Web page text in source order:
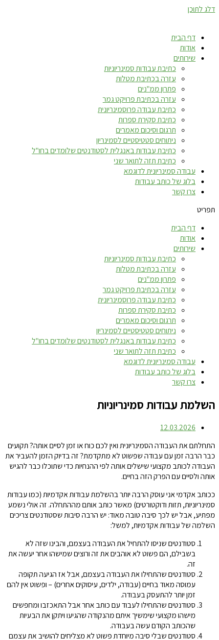
דלג לתוכן
דף הבית
אודות
שירותים
כתיבת עבודות סמינריוניות
עזרה בכתיבת מטלות
פתרון ממ"נים
עזרה בכתיבת פרויקט גמר
כתיבת עבודה פרוסמינריונית
כתיבת סקירת ספרות
תרגום וסיכום מאמרים
ניתוחים סטטיסטיים לסמינריון
כתיבת עבודות באנגלית לסטודנטים שלומדים בחו"ל
כתיבת תזה לתואר שני
עבודה סמינריונית לדוגמא
בלוג של כותב עבודות
צרו קשר
תפריט
דף הבית
אודות
שירותים
כתיבת עבודות סמינריוניות
עזרה בכתיבת מטלות
פתרון ממ"נים
עזרה בכתיבת פרויקט גמר
כתיבת עבודה פרוסמינריונית
כתיבת סקירת ספרות
תרגום וסיכום מאמרים
ניתוחים סטטיסטיים לסמינריון
כתיבת עבודות באנגלית לסטודנטים שלומדים בחו"ל
כתיבת תזה לתואר שני
עבודה סמינריונית לדוגמא
בלוג של כותב עבודות
צרו קשר
השלמת עבודות סמינריוניות
12.03.2026
התחלתם את העבודה הסמינריונית ואין לכם כוח או זמן לסיים אותה? תקועים
כבר הרבה זמן עם עבודה שפשוט לא מתקדמת? זה בדיוק הזמן להעביר את
העבודה לכותב מקצועי שישלים אותה לפי ההנחיות כדי שתוכלו כבר להגיש
אותה ולסיים עם הפרק הזה בחיים.
ככותב אקדמי אני עוסק הרבה יותר בהשלמת עבודות אקדמיות (כמו עבודות
סמינריוניות, תזות ודוקטורטים) מאשר כותב אותם מההתחלה. זה אולי נשמע
מפתיע, אבל יש לכך סיבה טובה מאוד: יש הרבה סיבות שסטודנטים צריכים
השלמה של עבודות אקדמיות, למשל:
סטודנטים שניסו להתחיל את העבודה בעצמם, והבינו שזה לא
בשבילם, הם פשוט לא אוהבים את זה ורוצים שמישהו אחר יעשה את
זה.
סטודנטים שהתחילו את העבודה בעצמם, אבל אז הגיעה תקופה
עמוסה מאוד בחיים (עבודה, ילדים, עיסוקים אחרים) – ופשוט אין להם
זמן יותר להתעסק בעבודה.
סטודנטים שהתחילו לעבוד עם כותב אחר אבל התאכזבו ומחפשים
מישהו מקצועי שימשיך איתם מהנקודה שהגיעו ויתקן את הבעיות
שהכותב הקודם עשה בעבודה.
סטודנטים שבלי סיבה מיוחדת פשוט לא מצליחים להושיב את עצמם